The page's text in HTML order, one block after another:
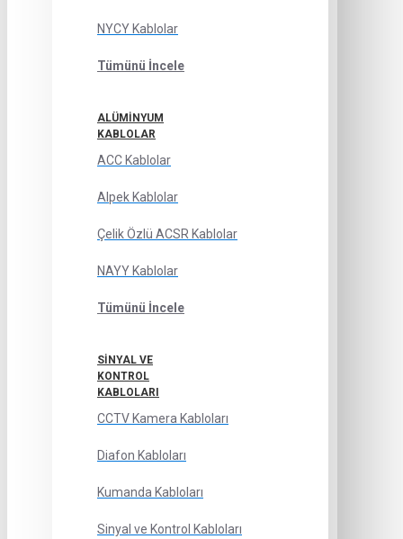
NYCY Kablolar
Tümünü İncele
ALÜMINYUM
KABLOLAR
ACC Kablolar
Alpek Kablolar
Çelik Özlü ACSR Kablolar
NAYY Kablolar
Tümünü İncele
SINYAL VE
KONTROL
KABLOLARI
CCTV Kamera Kabloları
Diafon Kabloları
Kumanda Kabloları
Sinyal ve Kontrol Kabloları